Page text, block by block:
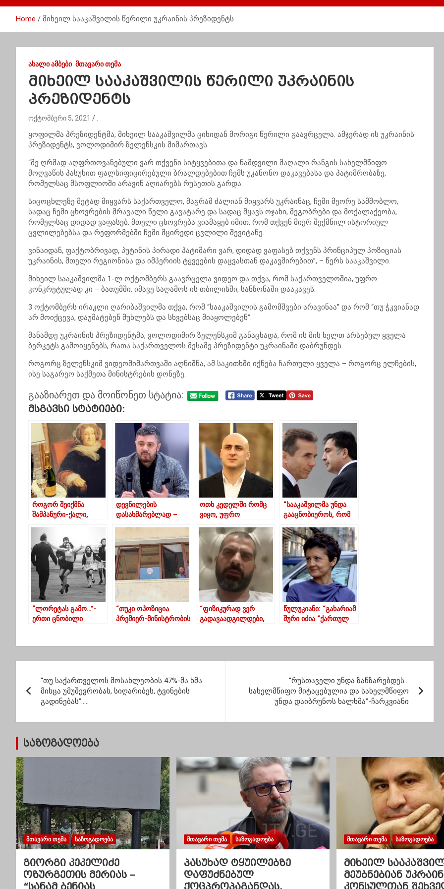
Home მიხეილ სააკაშვილის წერილი უკრაინის პრეზიდენტს
ᲐᲮᲐᲚᲘ ᲐᲛᲑᲔᲑᲘ ᲛᲗᲐᲕᲐᲠᲘ ᲗᲔᲛᲐ
მიხეილ სააკაშვილის წერილი უკრაინის
პრეზიდენტს
ოქტომბერი 5, 2021
ყოფილმა პრეზიდენტმა, მიხეილ სააკაშვილმა ციხიდან მორიგი წერილი გაავრცელა. ამჯერად ის უკრაინის
პრეზიდენტს, ვოლოდიმირ ზელენსკის მიმართავს.
“მე ღრმად აღფრთოვანებული ვარ თქვენი სიტყვებითა და ნამდვილი მაღალი რანგის სახელმწიფო
მოღვაწის პასუხით ფალსიფიცირებული ბრალდებებით ჩემს უკანონო დაკავებასა და პატიმრობაზე,
რომელსაც მსოფლიოში არავინ აღიარებს რუსეთის გარდა.
სიცოცხლეზე მეტად მიყვარს საქართველო, მაგრამ ძალიან მიყვარს უკრაინაც, ჩემი მეორე სამშობლო,
სადაც ჩემი ცხოვრების მრავალი წელი გავატარე და სადაც მყავს ოჯახი, მეგობრები და მოქალაქეობა,
რომელსაც დიდად ვაფასებ. მთელი ცხოვრება ვიამაყებ იმით, რომ თქვენ მიერ შექმნილ ისტორიულ
ცვლილებებსა და რეფორმებში ჩემი მცირედი ცვლილი შევიტანე.
ვინაიდან, ფაქტობრივად, პუტინის პირადი პატიმარი ვარ, დიდად ვაფასებ თქვენს პრინციპულ პოზიციას
უკრაინის, მთელი რეგიონისა და იმპერიის ტყვეების დაცვასთან დაკავშირებით”, – წერს სააკაშვილი.
მიხეილ სააკაშვილმა 1-ლ ოქტომბერს გაავრცელა ვიდეო და თქვა, რომ საქართველოშია, უფრო
კონკრეტულად კი – ბათუმში. იმავე საღამოს ის თბილისში, სანზონაში დააკავეს.
3 ოქტომბერს ირაკლი ღარიბაშვილმა თქვა, რომ “სააკაშვილის გამომშვები არავინაა” და რომ “თუ ჭკვიანად
არ მოიქცევა, დაუმატებენ მუხლებს და სხვებსაც მიაყოლებენ”.
მანამდე უკრაინის პრეზიდენტმა, ვოლოდიმირ ზელენსკიმ განაცხადა, რომ ის მის ხელთ არსებულ ყველა
ბერკეტს გამოიყენებს, რათა საქართველოს მესამე პრეზიდენტი უკრაინაში დაბრუნდეს.
როგორც ზელენსკიმ ვიდეომიმართვაში აღნიშნა, ამ საკითხში იქნება ჩართული ყველა – როგორც ელჩების,
ისე საგარეო საქმეთა მინისტრების დონეზე.
გააზიარეთ და მოიწონეთ სტატია:
Მსგავსი Სტატიები:
როგორ შეიქმნა
შამპანური-ქალი,
შეცვალა
დევნილების
დასახმარებლად –
ოთხ კედელში რომც
ვიყო, უფრო
მელია
“სააკაშვილმა უნდა
გააცნობიეროს, რომ
ან ბიძინა, აღარ არის
რელევანტური”
“ლორეტას გამო…”-
ერთი ცნობილი
ისტორია
“თუკი ოპოზიცია
პრემიერ-მინისტრობის
თანახმა ვიქნები”
“ფიზიკურად ვერ
გადავაადგილდები,
ვიხედები”- პირველი
წულუკიანი: “გახარიამ
შური იძია “ქართულ
ო
ტ
ი
ს
ნ
ა
ვ
ი
გ
“თუ საქართველოს მოსახლეობის 47%-მა ხმა
მისცა უმუშევრობას, სიღარიბეს, ტვინების
გადინებას”…..
“რუსთაველი უნდა ზანზარებდეს…
სახელმწიფო მიტაცებულია და სახელმწიფო
უნდა დაიბრუნოს ხალხმა”-ჩარკვიანი
საზოგადოება
ᲛᲗᲐᲕᲐᲠᲘ ᲗᲔᲛᲐ ᲡᲐᲖᲝᲒᲐᲓᲝᲔᲑᲐ
გიორგი კეკელიძე
ოზურგეთის მერიას –
“სანამ ბენიას
ᲛᲗᲐᲕᲐᲠᲘ ᲗᲔᲛᲐ ᲡᲐᲖᲝᲒᲐᲓᲝᲔᲑᲐ
პასუხად ტყუილებზე
დაფუძნებულ
ქოცპროპაგანდას,
ᲛᲗᲐᲕᲐᲠᲘ ᲗᲔᲛᲐ ᲡᲐᲖᲝᲒᲐᲓᲝᲔᲑᲐ
მიხეილ
მეუბნებიან
კონსულთან